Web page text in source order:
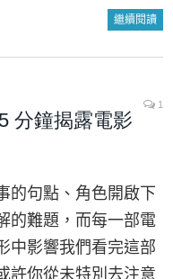
繼續閱讀
1
分鐘揭露電影
的句點、角色開啟下
的難題，而每一部電
中影響我們看完這部
許你從未特別去注意